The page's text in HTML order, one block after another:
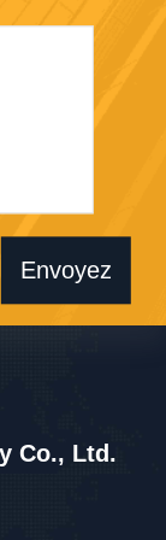
Envoyez
Co., Ltd.